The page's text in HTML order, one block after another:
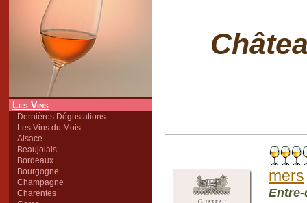
Les Vins
Dernières Dégustations
Les Vins du Mois
Alsace
Beaujolais
Bordeaux
Bourgogne
Champagne
Charentes
mers